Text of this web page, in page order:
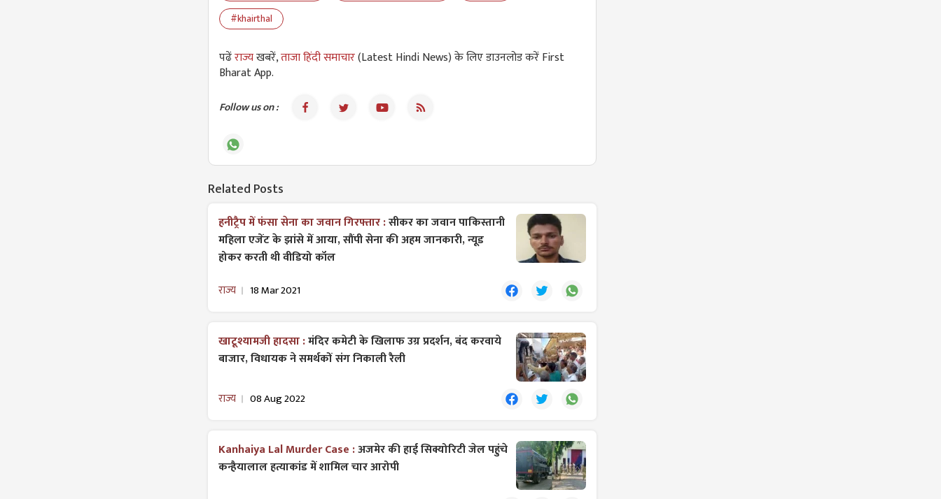
#khairthal
पढेंराज्यखबरें,ताजा हिंदी समाचार(Latest Hindi News) के लिए डाउनलोड करें First
Bharat App.
Follow us on :
Related Posts
हनीट्रैप में फंसा सेना का जवान गिरफ्तार :सीकर का जवान पाकिस्तानी
महिला एजेंट के झांसे में आया, सौंपी सेना की अहम जानकारी, न्यूड
होकर करती थी वीडियो कॉल
राज्य 18 Mar 2021
खाटूश्यामजी हादसा :मंदिर कमेटी के खिलाफ उग्र प्रदर्शन, बंद करवाये
बाजार, विधायक ने समर्थकों संग निकाली रैली
राज्य 08 Aug 2022
Kanhaiya Lal Murder Case :अजमेर की हाई सिक्योरिटी जेल पहुंचे
कन्हैयालाल हत्याकांड में शामिल चार आरोपी